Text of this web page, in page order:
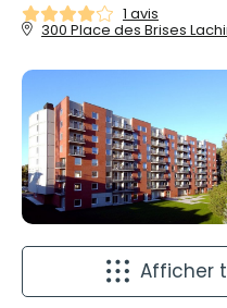
1 avis
300 Place des Brises
Afficher